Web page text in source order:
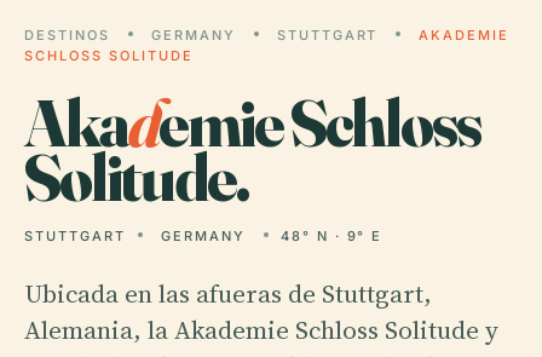
DESTINOS GERMANY STUTTGART
AKADEMIE
SCHLOSS SOLITUDE
Akademie Schloss
Solitude.
STUTTGART GERMANY 48° N · 9° E
Ubicada en las afueras de Stuttgart,
Alemania, la Akademie Schloss Solitude y